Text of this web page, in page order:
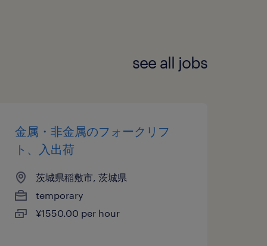
see all jobs
金属・非金属のフォークリフ
ト、入出荷
茨城県稲敷市, 茨城県
temporary
¥1550.00 per hour